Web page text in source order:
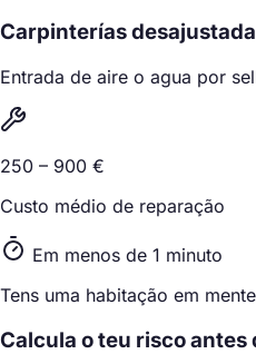
Carpinterías
Entrada de aire o agua por
250 – 900 €
Custo médio de reparação
Em menos de 1 minuto
Tens uma habitação em
Calcula o teu risco antes